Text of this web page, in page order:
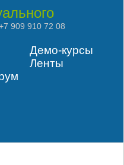
909 910 72 08
Демо-курсы
Ленты